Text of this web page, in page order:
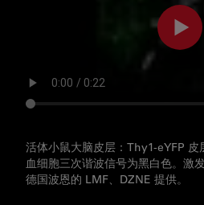
活体小鼠大脑皮层：Thy1-eYFP 皮
血细胞三次谐波信号为黑白色。激
德国波恩的 LMF、DZNE 提供。